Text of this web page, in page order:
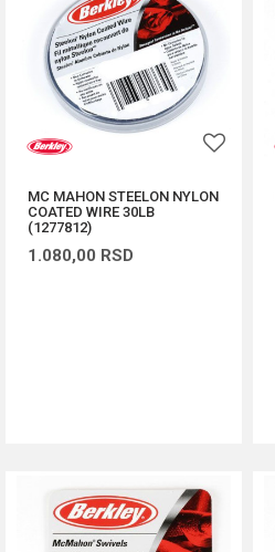
MC MAHON STEELON NYLON
COATED WIRE 30LB
(1277812)
1.080,00 RSD